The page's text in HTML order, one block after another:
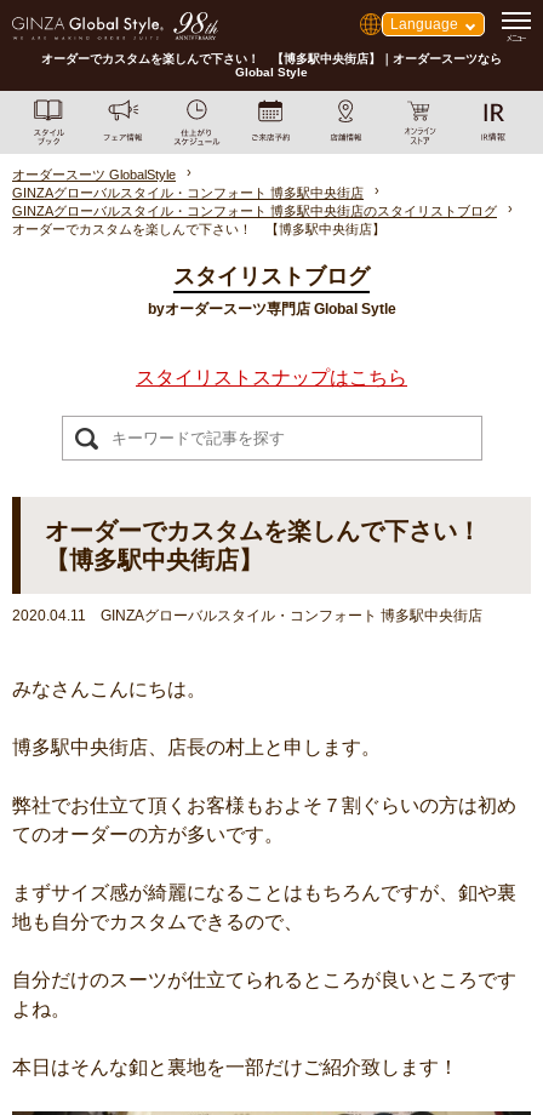
Language
オーダーでカスタムを楽しんで下さい！ 【博多駅中央街店】｜オーダースーツなら
Global Style
オーダースーツ GlobalStyle
GINZAグローバルスタイル・コンフォート 博多駅中央街店
GINZAグローバルスタイル・コンフォート 博多駅中央街店のスタイリストブログ
オーダーでカスタムを楽しんで下さい！ 【博多駅中央街店】
スタイリストブログ
byオーダースーツ専門店 Global Sytle
スタイリストスナップはこちら
オーダーでカスタムを楽しんで下さい！
【博多駅中央街店】
2020.04.11 GINZAグローバルスタイル・コンフォート 博多駅中央街店
みなさんこんにちは。
博多駅中央街店、店長の村上と申します。
弊社でお仕立て頂くお客様もおよそ７割ぐらいの方は初め
てのオーダーの方が多いです。
まずサイズ感が綺麗になることはもちろんですが、釦や裏
地も自分でカスタムできるので、
自分だけのスーツが仕立てられるところが良いところです
よね。
本日はそんな釦と裏地を一部だけご紹介致します！